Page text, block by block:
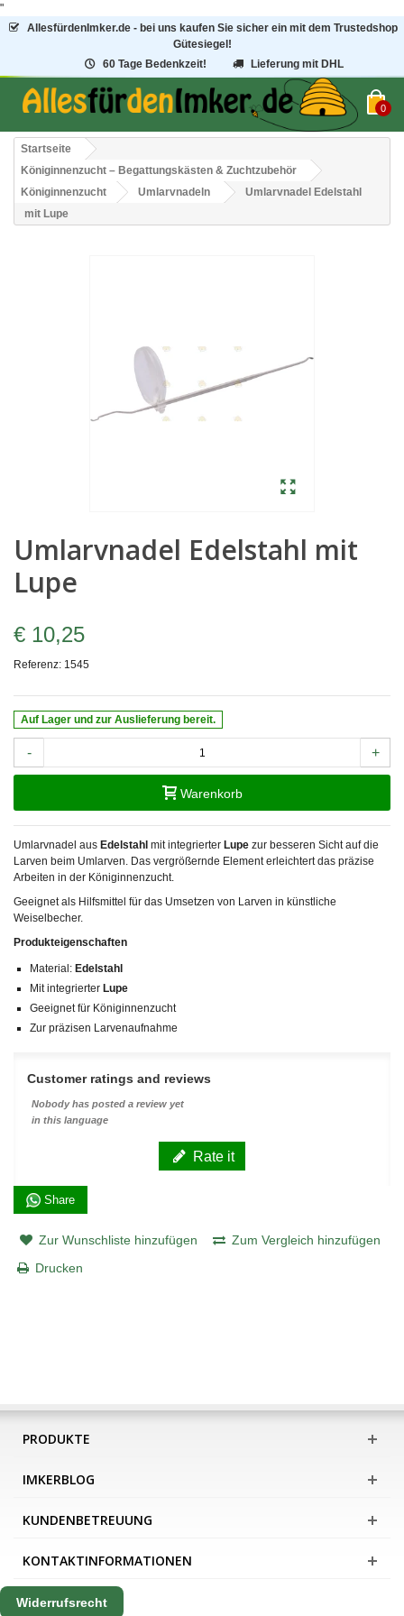
"
AllesfürdenImker.de - bei uns kaufen Sie sicher ein mit dem Trustedshop
Gütesiegel!
60 Tage Bedenkzeit!
Lieferung mit DHL
0
Startseite
Königinnenzucht – Begattungskästen & Zuchtzubehör
Königinnenzucht
Umlarvnadeln
Umlarvnadel Edelstahl
mit Lupe
Umlarvnadel Edelstahl mit
Lupe
€ 10,25
Referenz: 1545
Auf Lager und zur Auslieferung bereit.
- +
Warenkorb
Umlarvnadel aus Edelstahl mit integrierter Lupe zur besseren Sicht auf die
Larven beim Umlarven. Das vergrößernde Element erleichtert das präzise
Arbeiten in der Königinnenzucht.
Geeignet als Hilfsmittel für das Umsetzen von Larven in künstliche
Weiselbecher.
Produkteigenschaften
Material: Edelstahl
Mit integrierter Lupe
Geeignet für Königinnenzucht
Zur präzisen Larvenaufnahme
Customer ratings and reviews
Nobody has posted a review yet
in this language
Rate it
Share
Zur Wunschliste hinzufügen
Zum Vergleich hinzufügen
Drucken
PRODUKTE
IMKERBLOG
KUNDENBETREUUNG
KONTAKTINFORMATIONEN
Widerrufsrecht